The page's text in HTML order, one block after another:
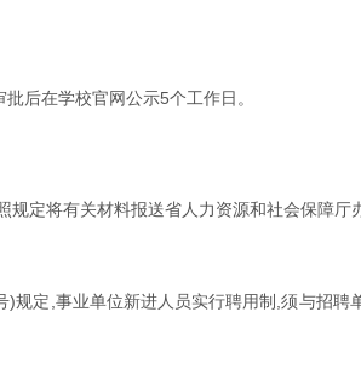
后在学校官网公示5个工作日。
规定将有关材料报送省人力资源和社会保障
规定,事业单位新进人员实行聘用制,须与招